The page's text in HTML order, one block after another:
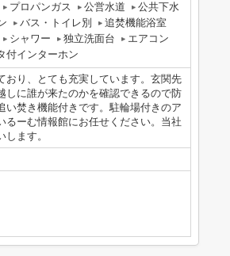
プロパンガス
公営水道
公共下水
バス・トイレ別
追焚機能浴室
シャワー
独立洗面台
エアコン
付インターホン
おり、とても充実しています。玄関先
しに誰が来たのかを確認できるので防
焚き機能付きです。駐輪場付きのア
ーむ情報館にお任せください。当社
ます。